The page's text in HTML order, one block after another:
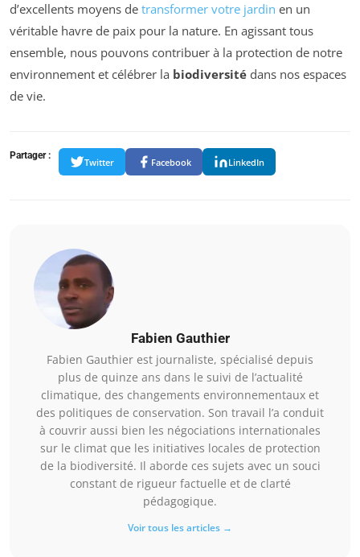
d’excellents moyens de transformer votre jardin en un
véritable havre de paix pour la nature. En agissant tous
ensemble, nous pouvons contribuer à la protection de notre
environnement et célébrer la biodiversité dans nos espaces
de vie.
Partager :
Twitter Facebook LinkedIn
Fabien Gauthier
Fabien Gauthier est journaliste, spécialisé depuis
plus de quinze ans dans le suivi de l’actualité
climatique, des changements environnementaux et
des politiques de conservation. Son travail l’a conduit
à couvrir aussi bien les négociations internationales
sur le climat que les initiatives locales de protection
de la biodiversité. Il aborde ces sujets avec un souci
constant de rigueur factuelle et de clarté
pédagogique.
Voir tous les articles →